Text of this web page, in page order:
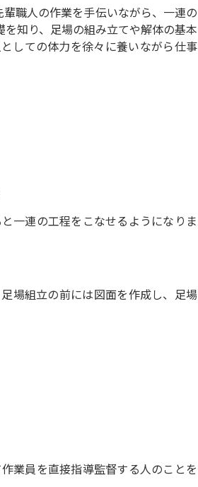
職人の作業を手伝いながら、一連の
知り、足場の組み立てや解体の基本
しての体力を徐々に養いながら仕事
一連の工程をこなせるようになりま
場組立の前には図面を作成し、足場
業員を直接指導監督する人のことを